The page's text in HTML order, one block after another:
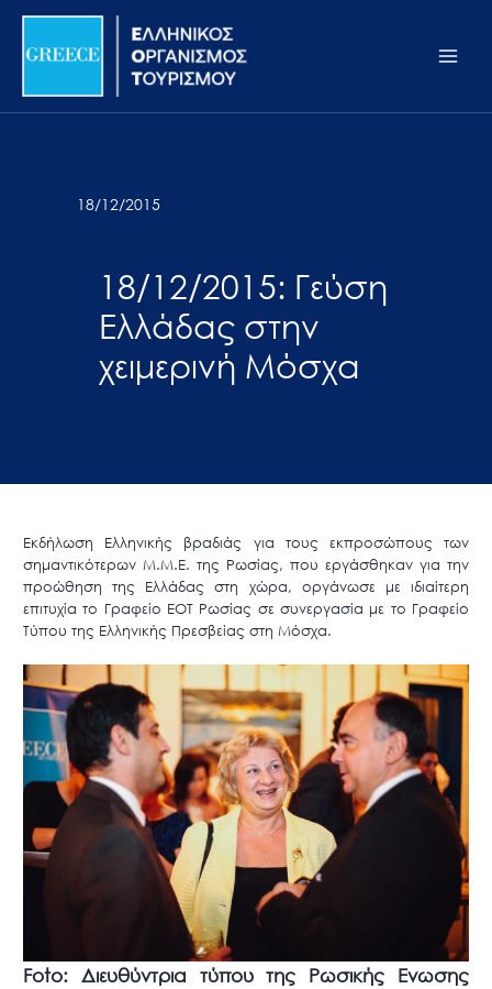
Σημείωση:
ιστότοπος
προσβασιμότητας.
Μετάβαση
περιεχόμενο
18/12/2015
18/12/2015: Γεύση
Ελλάδας στην
χειμερινή Μόσχα
Εκδήλωση Ελληνικής βραδιάς για τους εκπροσώπους των
σημαντικότερων Μ.Μ.Ε. της Ρωσίας, που εργάσθηκαν για την
προώθηση της Ελλάδας στη χώρα, οργάνωσε με ιδιαίτερη
επιτυχία το Γραφείο ΕΟΤ Ρωσίας σε συνεργασία με το Γραφείο
Τύπου της Ελληνικής Πρεσβείας στη Μόσχα.
Foto: Διευθύντρια τύπου της Ρωσικής Ενωσης